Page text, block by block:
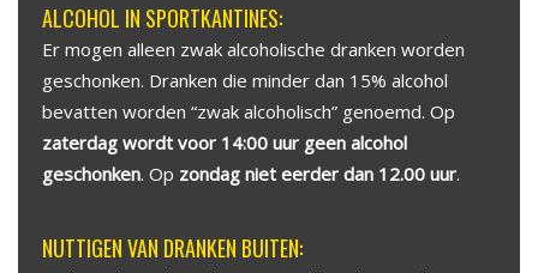
ALCOHOL IN SPORTKANTINES:
Er mogen alleen zwak alcoholische dranken worden
geschonken. Dranken die minder dan 15% alcohol
bevatten worden “zwak alcoholisch” genoemd. Op
zaterdag wordt voor 14:00 uur geen alcohol
geschonken. Op zondag niet eerder dan 12.00 uur.
NUTTIGEN VAN DRANKEN BUITEN: